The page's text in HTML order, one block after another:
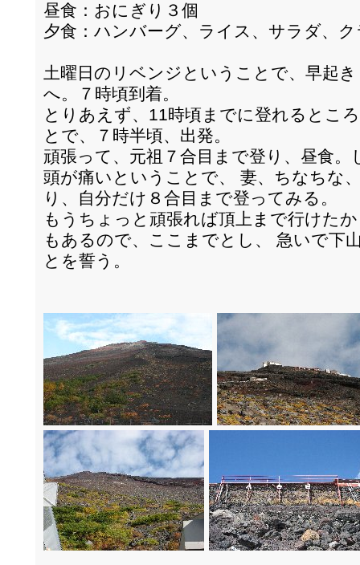
昼食：おにぎり３個
夕食：ハンバーグ、ライス、サラダ、
土曜日のリベンジということで、早起
へ。７時頃到着。
とりあえず、11時頃までに登れるとこ
とで、７時半頃、出発。
頑張って、元祖７合目まで登り、昼食
頭が痛いということで、 妻、ちなちな
り、自分だけ８合目まで登ってみる。
もうちょっと頑張れば頂上まで行けた
もあるので、ここまでとし、 急いで下
とを誓う。